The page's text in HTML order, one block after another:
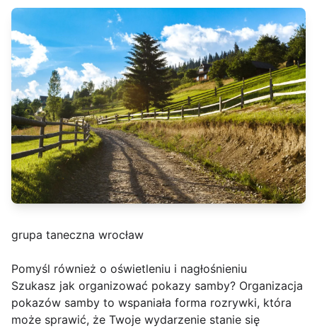
grupa taneczna wrocław
Pomyśl również o oświetleniu i nagłośnieniu
Szukasz jak organizować pokazy samby? Organizacja
pokazów samby to wspaniała forma rozrywki, która
może sprawić, że Twoje wydarzenie stanie się